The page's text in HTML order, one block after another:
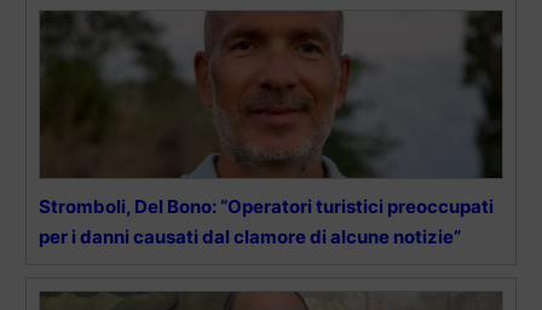
Stromboli, Del Bono: “Operatori turistici preoccupati
per i danni causati dal clamore di alcune notizie”